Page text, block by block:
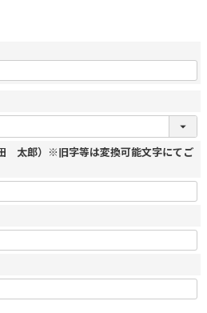
太郎）※旧字等は変換可能文字にてご